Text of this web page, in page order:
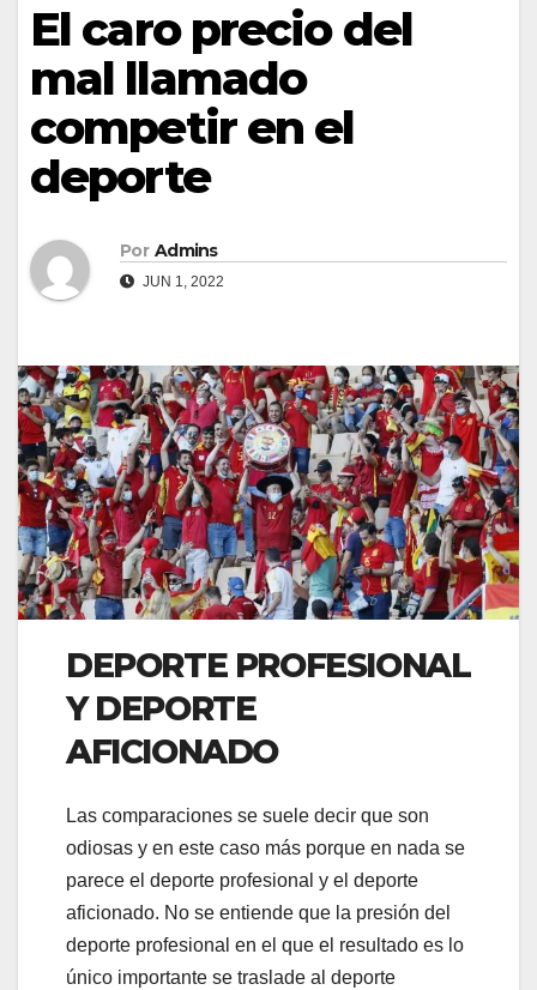
El caro precio del
mal llamado
competir en el
deporte
Por Admins
JUN 1, 2022
DEPORTE PROFESIONAL
Y DEPORTE
AFICIONADO
Las comparaciones se suele decir que son
odiosas y en este caso más porque en nada se
parece el deporte profesional y el deporte
aficionado. No se entiende que la presión del
deporte profesional en el que el resultado es lo
único importante se traslade al deporte